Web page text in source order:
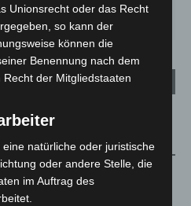
DI.
24°
MI.
27°
DO.
Susann Mehring zeigt ihre
Isernhagen
Unionsrecht oder das Recht
so kann der
können die
Benennung nach dem
der Mitgliedstaaten
natürliche oder juristische
oder andere Stelle, die
im Auftrag des